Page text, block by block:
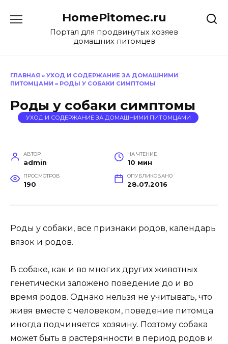
содержанию
HomePitomec.ru
Портал для продвинутых хозяев
домашних питомцев
ГЛАВНАЯ » УХОД И СОДЕРЖАНИЕ ЗА ДОМАШНИМИ
ПИТОМЦАМИ » РОДЫ У СОБАКИ СИМПТОМЫ
Роды у собаки симптомы
УХОД И СОДЕРЖАНИЕ ЗА ДОМАШНИМИ ПИТОМЦАМИ
АВТОР
admin
НА ЧТЕНИЕ
10 мин
ПРОСМОТРОВ
190
ОПУБЛИКОВАНО
28.07.2016
Роды у собаки, все признаки родов, календарь
вязок и родов.
В собаке, как и во многих других животных
генетически заложено поведение до и во
время родов. Однако нельзя не учитывать, что
живя вместе с человеком, поведение питомца
иногда подчиняется хозяину. Поэтому собака
может быть в растерянности в период родов и